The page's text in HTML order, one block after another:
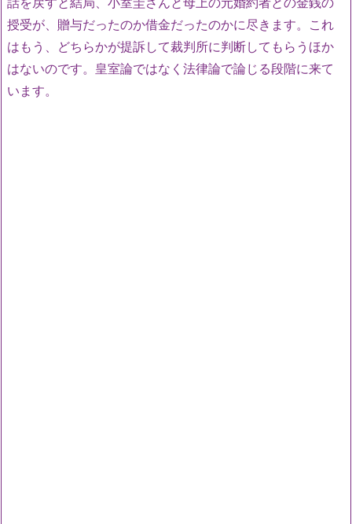
授受が、贈与だったのか借金だったのかに尽きます。これ
はもう、どちらかが提訴して裁判所に判断してもらうほか
はないのです。皇室論ではなく法律論で論じる段階に来て
います。